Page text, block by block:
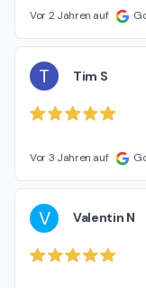
Vor 2 Jahren auf
T Tim S
Vor 3 Jahren auf
V Valentin N